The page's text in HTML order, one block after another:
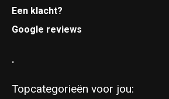
Een klacht?
Google reviews
.
Topcategorieën voor jou: